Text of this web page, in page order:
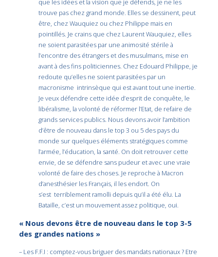
que les idées et la vision que je défends, je ne les
trouve pas chez grand monde. Elles se dessinent, peut
être, chez Wauquiez ou chez Philippe mais en
pointillés. Je crains que chez Laurent Wauquiez, elles
ne soient parasitées par une animosité stérile à
l’encontre des étrangers et des musulmans, mise en
avant à des fins politiciennes. Chez Edouard Philippe, je
redoute qu’elles ne soient parasitées par un
macronisme intrinsèque qui est avant tout une inertie.
Je veux défendre cette idée d’esprit de conquête, le
libéralisme, la volonté de réformer l’Etat, de refaire de
grands services publics. Nous devons avoir l’ambition
d’être de nouveau dans le top 3 ou 5 des pays du
monde sur quelques éléments stratégiques comme
l’armée, l’éducation, la santé. On doit retrouver cette
envie, de se défendre sans pudeur et avec une vraie
volonté de faire des choses. Je reproche à Macron
d’anesthésier les Français, il les endort. On
s’est terriblement ramolli depuis qu’il a été élu. La
Bataille, c’est un mouvement assez politique, oui.
« Nous devons être de nouveau dans le top 3-5
des grandes nations »
– Les F.F.I : comptez-vous briguer des mandats nationaux ? Etre